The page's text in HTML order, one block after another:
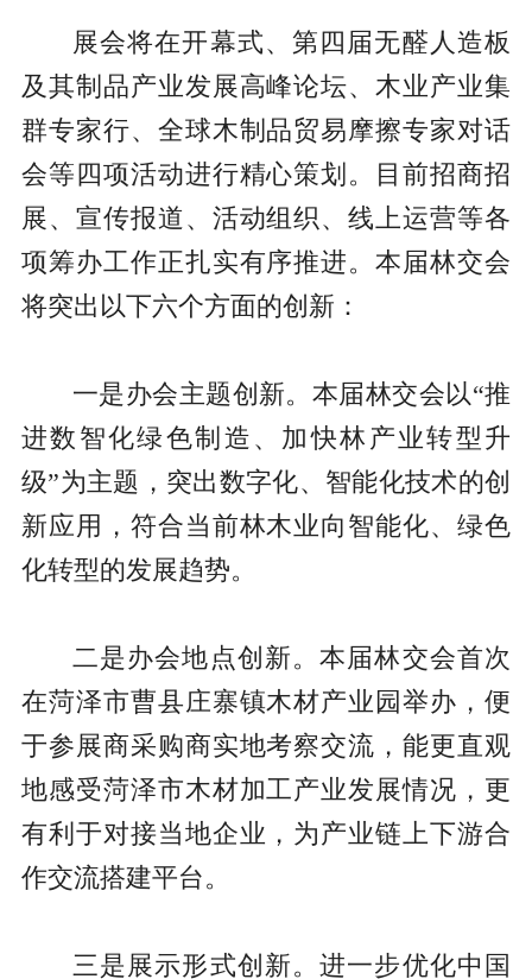
展会将在开幕式、第四届无醛人造板
及其制品产业发展高峰论坛、木业产业集
群专家行、全球木制品贸易摩擦专家对话
会等四项活动进行精心策划。目前招商招
展、宣传报道、活动组织、线上运营等各
项筹办工作正扎实有序推进。本届林交会
将突出以下六个方面的创新：
一是办会主题创新。本届林交会以“推
进数智化绿色制造、加快林产业转型升
级”为主题，突出数字化、智能化技术的创
新应用，符合当前林木业向智能化、绿色
化转型的发展趋势。
二是办会地点创新。本届林交会首次
在菏泽市曹县庄寨镇木材产业园举办，便
于参展商采购商实地考察交流，能更直观
地感受菏泽市木材加工产业发展情况，更
有利于对接当地企业，为产业链上下游合
作交流搭建平台。
三是展示形式创新。进一步优化中国